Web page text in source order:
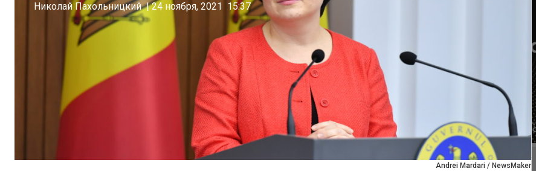
Andrei Mardari / NewsMaker
Николай Пахольницкий | 24 ноября, 2021 15:37